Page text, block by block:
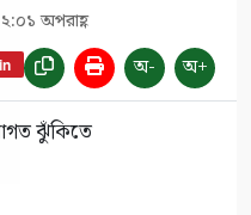
অপরাহ্ণ
অ- অ+